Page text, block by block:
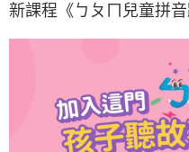
新課程《ㄅㄆㄇ兒童拼音